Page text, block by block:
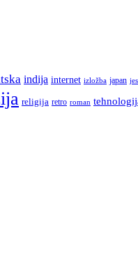
indija internet izložba japan
religija retro roman